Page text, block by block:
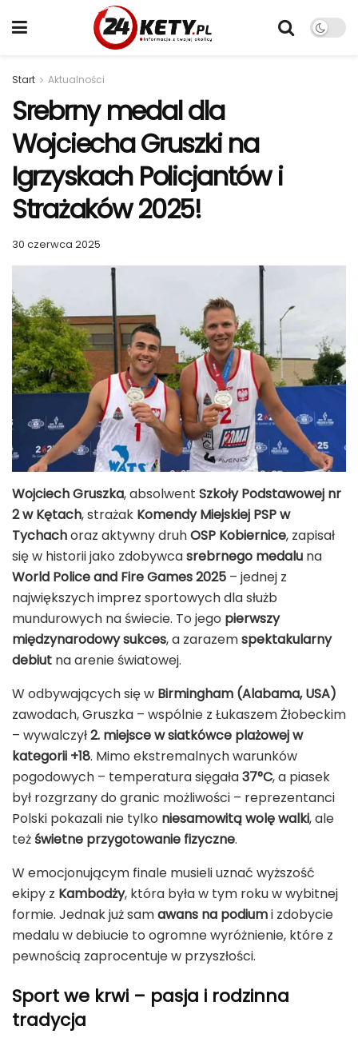
Start Aktualności
Srebrny medal dla
Wojciecha Gruszki na
Igrzyskach Policjantów i
Strażaków 2025!
30 czerwca 2025
Wojciech Gruszka, absolwent Szkoły Podstawowej nr
2 w Kętach, strażak Komendy Miejskiej PSP w
Tychachoraz aktywny druhOSP Kobiernice, zapisał
się w historii jako zdobywcasrebrnego medalu na
World Police and Fire Games 2025 – jednej z
największych imprez sportowych dla służb
mundurowych na świecie. To jego pierwszy
międzynarodowy sukces, a zarazemspektakularny
debiut na arenie światowej.
W odbywających się w Birmingham (Alabama, USA)
zawodach, Gruszka – wspólnie z Łukaszem Żłobeckim
– wywalczył2. miejsce w siatkówce plażowej w
kategorii +18. Mimo ekstremalnych warunków
pogodowych – temperatura sięgała37°C, a piasek
był rozgrzany do granic możliwości – reprezentanci
Polski pokazali nie tylko niesamowitą wolę walki, ale
teżświetne przygotowanie fizyczne.
W emocjonującym finale musieli uznać wyższość
ekipy z Kambodży, która była w tym roku w wybitnej
formie. Jednak już samawans na podiumi zdobycie
medalu w debiucie to ogromne wyróżnienie, które z
pewnością zaprocentuje w przyszłości.
Sport we krwi – pasja i rodzinna
tradycja